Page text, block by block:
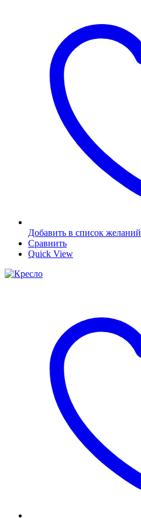
Добавить в список желаний
Сравнить
Quick View